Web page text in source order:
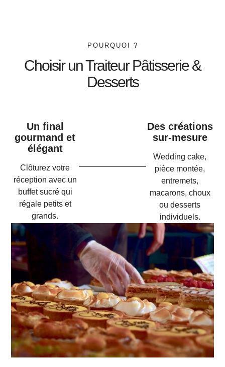
POURQUOI ?
Choisir un Traiteur Pâtisserie &
Desserts
Un final
gourmand et
élégant
Clôturez votre
réception avec un
buffet sucré qui
régale petits et
grands.
Des créations
sur-mesure
Wedding cake,
pièce montée,
entremets,
macarons, choux
ou desserts
individuels.